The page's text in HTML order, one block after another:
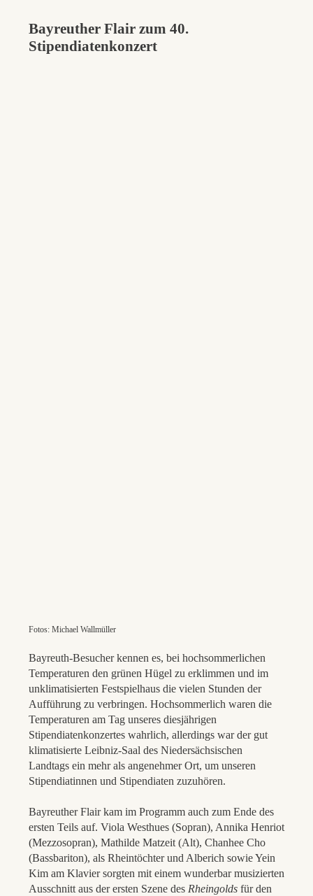
Bayreuther Flair zum 40.
Stipendiatenkonzert
Fotos: Michael Wallmüller
Bayreuth-Besucher kennen es, bei hochsommerlichen
Temperaturen den grünen Hügel zu erklimmen und im
unklimatisierten Festspielhaus die vielen Stunden der
Aufführung zu verbringen. Hochsommerlich waren die
Temperaturen am Tag unseres diesjährigen
Stipendiatenkonzertes wahrlich, allerdings war der gut
klimatisierte Leibniz-Saal des Niedersächsischen
Landtags ein mehr als angenehmer Ort, um unseren
Stipendiatinnen und Stipendiaten zuzuhören.
Bayreuther Flair kam im Programm auch zum Ende des
ersten Teils auf. Viola Westhues (Sopran), Annika Henriot
(Mezzosopran), Mathilde Matzeit (Alt), Chanhee Cho
(Bassbariton), als Rheintöchter und Alberich sowie Yein
Kim am Klavier sorgten mit einem wunderbar musizierten
Ausschnitt aus der ersten Szene des Rheingolds für den